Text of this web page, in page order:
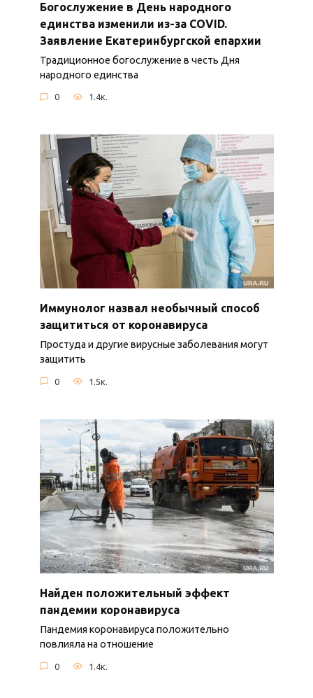
Богослужение в День народного
единства изменили из-за COVID.
Заявление Екатеринбургской епархии
Традиционное богослужение в честь Дня
народного единства
0 1.4к.
Иммунолог назвал необычный способ
защититься от коронавируса
Простуда и другие вирусные заболевания могут
защитить
0 1.5к.
Найден положительный эффект
пандемии коронавируса
Пандемия коронавируса положительно
повлияла на отношение
0 1.4к.